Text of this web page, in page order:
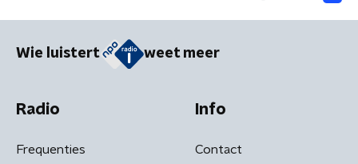
Wie luistert weet meer
Radio
Frequenties
Info
Contact